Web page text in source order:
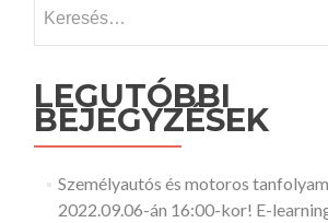
LEGUTÓBBI
BEJEGYZÉSEK
Személyautós és motoros
2022.09.06-án 16:00-kor! E-